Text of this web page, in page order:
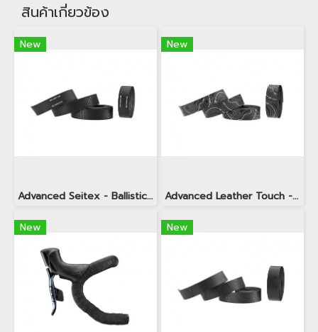
สินค้าเกี่ยวข้อง
New
Advanced Seitex - Ballistic Dragon Scale
New
Advanced Leather Touch - Minimalism TOPO Snow White
New New